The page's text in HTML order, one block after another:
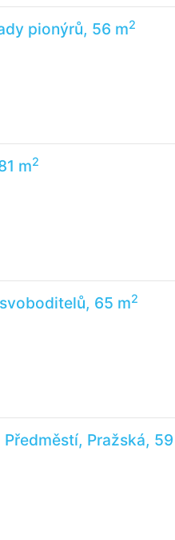
pionýrů, 56 m2
m2
65 m2
Pražská, 59